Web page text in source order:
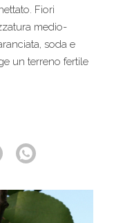
Fiori
medio-
soda e
un terreno fertile